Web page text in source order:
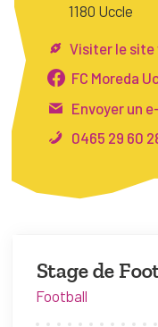
Espace pro
Bruxelles
Stage de
Football
1180 Uccle
Visiter le site
FC Moreda
Envoyer un
0465 29 60